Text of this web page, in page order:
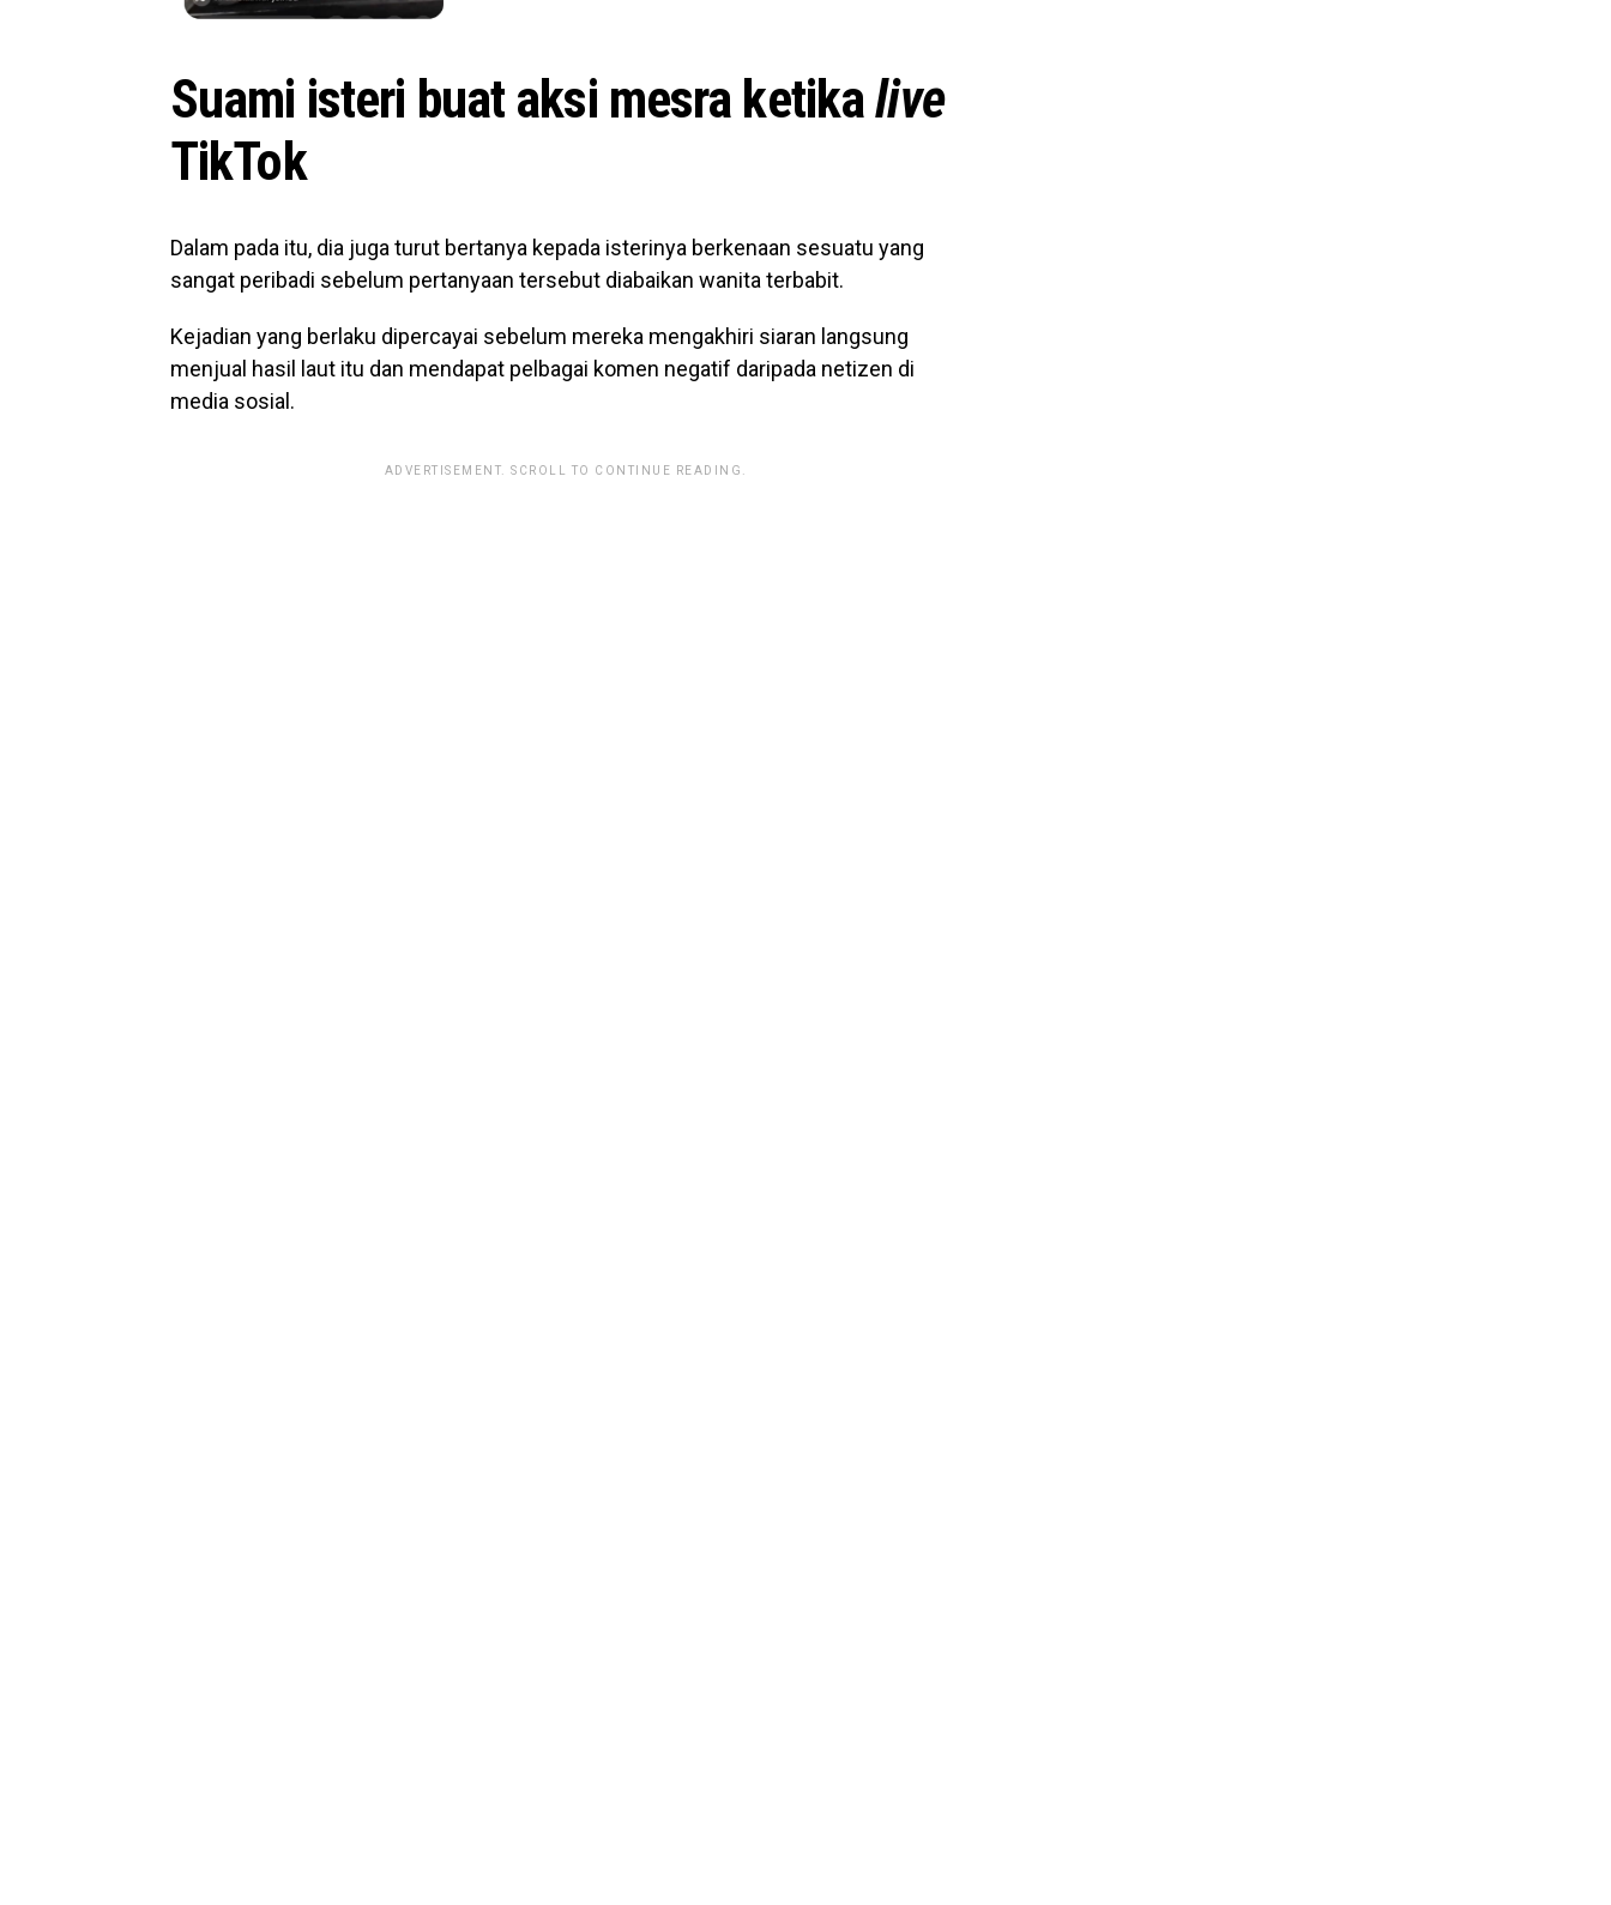
Suami isteri buat aksi mesra ketikalive
TikTok
Dalam pada itu, dia juga turut bertanya kepada isterinya berkenaan sesuatu yang
sangat peribadi sebelum pertanyaan tersebut diabaikan wanita terbabit.
Kejadian yang berlaku dipercayai sebelum mereka mengakhiri siaran langsung
menjual hasil laut itu dan mendapat pelbagai komen negatif daripada netizen di
media sosial.
ADVERTISEMENT. SCROLL TO CONTINUE READING.